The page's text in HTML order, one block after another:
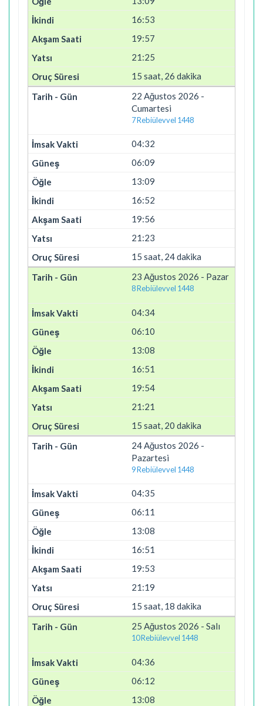
16:53
19:57
21:25
15 saat, 26 dakika
22 Ağustos 2026 -
Cumartesi
7 Rebiülevvel 1448
04:32
06:09
13:09
16:52
19:56
21:23
15 saat, 24 dakika
23 Ağustos 2026 - Pazar
8 Rebiülevvel 1448
04:34
06:10
13:08
16:51
19:54
21:21
15 saat, 20 dakika
24 Ağustos 2026 -
Pazartesi
9 Rebiülevvel 1448
04:35
06:11
13:08
16:51
19:53
21:19
15 saat, 18 dakika
25 Ağustos 2026 - Salı
10 Rebiülevvel 1448
04:36
06:12
13:08